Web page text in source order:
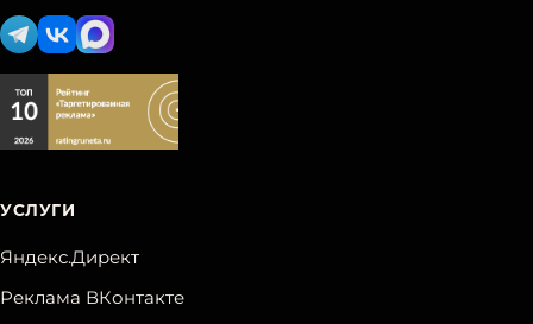
УСЛУГИ
Яндекс.Директ
Реклама ВКонтакте